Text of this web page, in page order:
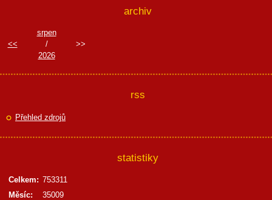
archiv
<<
srpen
/
2026
>>
rss
Přehled zdrojů
statistiky
Celkem: 753311
Měsíc:
35009